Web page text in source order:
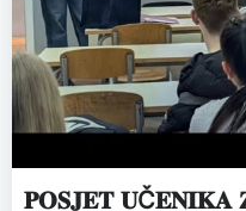
𝐏𝐎𝐒𝐉𝐄𝐓 𝐔Č𝐄𝐍𝐈𝐊𝐀